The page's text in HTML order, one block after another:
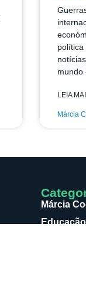
política
mundo
LEIA
Márcia
Márcia